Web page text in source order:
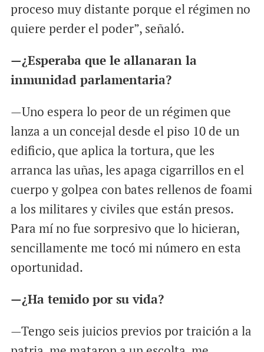
proceso muy distante porque el régimen no
quiere perder el poder”, señaló.
—¿Esperaba que le allanaran la
inmunidad parlamentaria?
—Uno espera lo peor de un régimen que
lanza a un concejal desde el piso 10 de un
edificio, que aplica la tortura, que les
arranca las uñas, les apaga cigarrillos en el
cuerpo y golpea con bates rellenos de foami
a los militares y civiles que están presos.
Para mí no fue sorpresivo que lo hicieran,
sencillamente me tocó mi número en esta
oportunidad.
—¿Ha temido por su vida?
—Tengo seis juicios previos por traición a la